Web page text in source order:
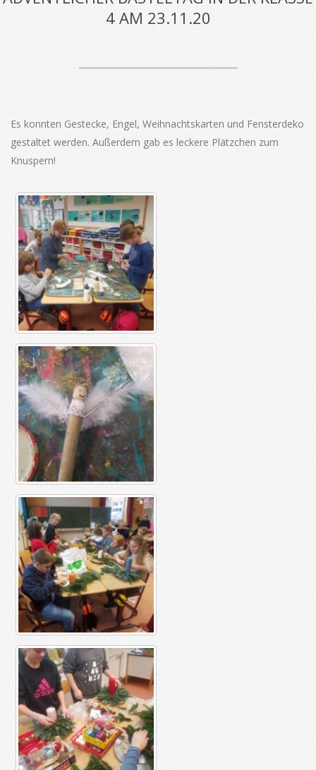
4 AM 23.11.20
Es konnten Gestecke, Engel, Weihnachtskarten und Fensterdeko
gestaltet werden. Außerdem gab es leckere Plätzchen zum
Knuspern!